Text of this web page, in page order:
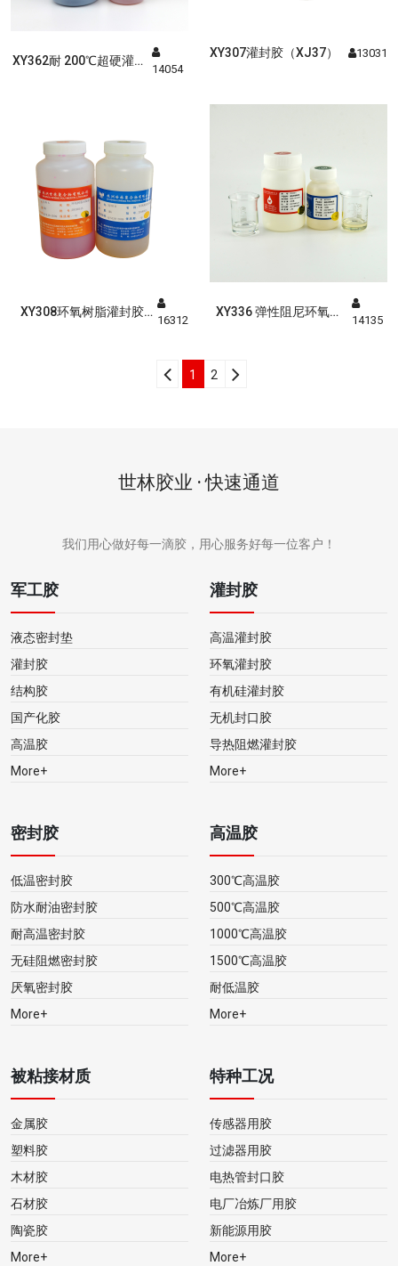
XY362耐 200℃超硬灌封
14054
XY307灌封胶（XJ37） 13031
XY308环氧树脂灌封胶
16312
XY336 弹性阻尼环氧灌
14135
1 2
世林胶业 · 快速通道
我们用心做好每一滴胶，用心服务好每一位客户！
军工胶
液态密封垫
灌封胶
结构胶
国产化胶
高温胶
More+
灌封胶
高温灌封胶
环氧灌封胶
有机硅灌封胶
无机封口胶
导热阻燃灌封胶
More+
密封胶
低温密封胶
防水耐油密封胶
耐高温密封胶
无硅阻燃密封胶
厌氧密封胶
More+
高温胶
300℃高温胶
500℃高温胶
1000℃高温胶
1500℃高温胶
耐低温胶
More+
被粘接材质
金属胶
塑料胶
木材胶
石材胶
陶瓷胶
More+
特种工况
传感器用胶
过滤器用胶
电热管封口胶
电厂冶炼厂用胶
新能源用胶
More+